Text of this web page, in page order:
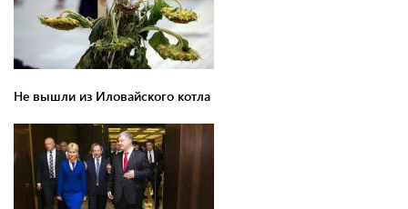
Не вышли из Иловайского котла